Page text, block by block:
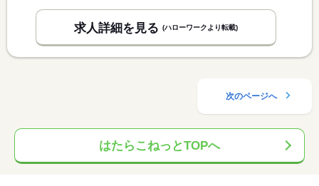
求人詳細を見る (ハローワークより転載)
次のページへ
はたらこねっとTOPへ